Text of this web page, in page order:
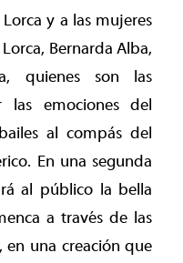
y a las mujeres
Bernarda Alba,
quienes son las
las emociones del
al compás del
En una segunda
al público la bella
a través de las
en una creación que